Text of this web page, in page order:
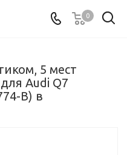
0
5 мест
Audi Q7
B) в